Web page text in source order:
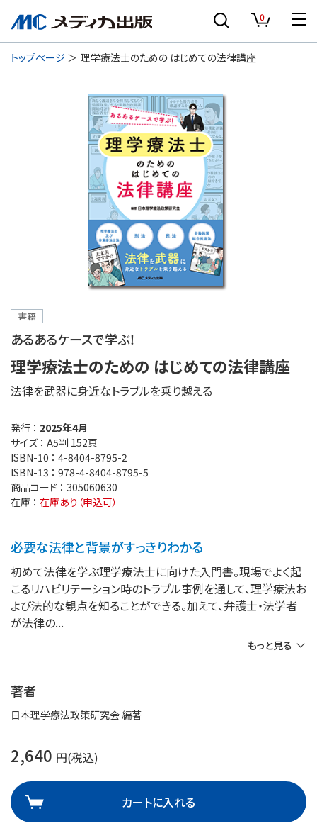
0
トップページ 理学療法士のための はじめての法律講座
書籍
あるあるケースで学ぶ！
理学療法士のための はじめての法律講座
法律を武器に身近なトラブルを乗り越える
発行 ： 2025年4月
サイズ ： A5判 152頁
ISBN-10 ： 4-8404-8795-2
ISBN-13 ： 978-4-8404-8795-5
商品コード ： 305060630
在庫 ： 在庫あり（申込可）
必要な法律と背景がすっきりわかる
初めて法律を学ぶ理学療法士に向けた入門書。現場でよく起
こるリハビリテーション時のトラブル事例を通して、理学療法お
よび法的な観点を知ることができる。加えて、弁護士・法学者
が法律の
もっと見る
著者
日本理学療法政策研究会 編著
2,640 円(税込)
カートに入れる